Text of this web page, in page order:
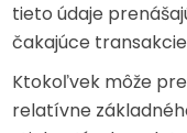
tieto údaje
čakajúce
Ktokoľvek môže
relatívne